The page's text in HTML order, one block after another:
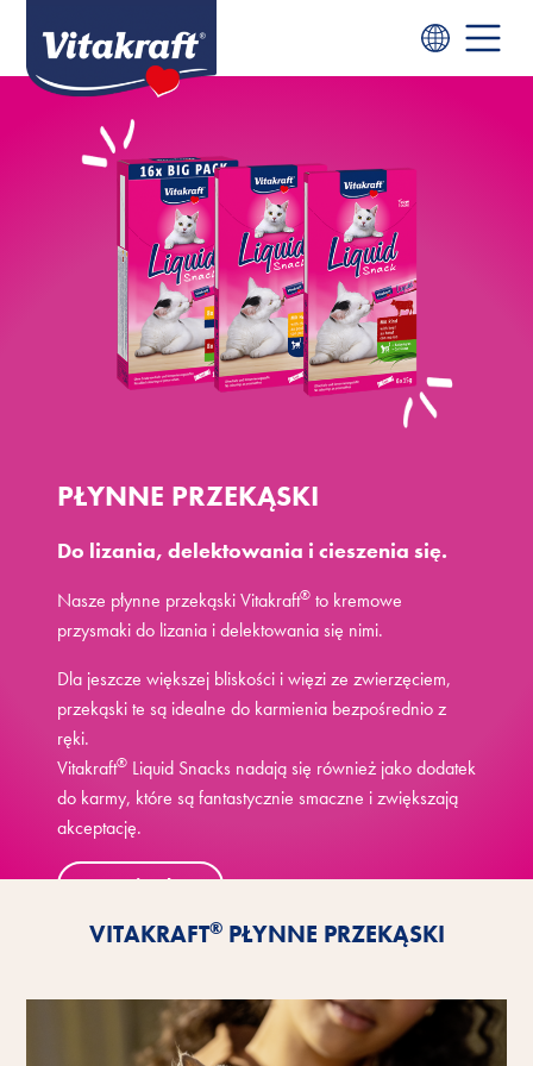
PŁYNNE PRZEKĄSKI
Do lizania, delektowania i cieszenia się.
Nasze płynne przekąski Vitakraft® to kremowe
przysmaki do lizania i delektowania się nimi.
Dla jeszcze większej bliskości i więzi ze zwierzęciem,
przekąski te są idealne do karmienia bezpośrednio z
ręki.
Vitakraft® Liquid Snacks nadają się również jako dodatek
do karmy, które są fantastycznie smaczne i zwiększają
akceptację.
Poznaj zalety
VITAKRAFT®PŁYNNE PRZEKĄSKI